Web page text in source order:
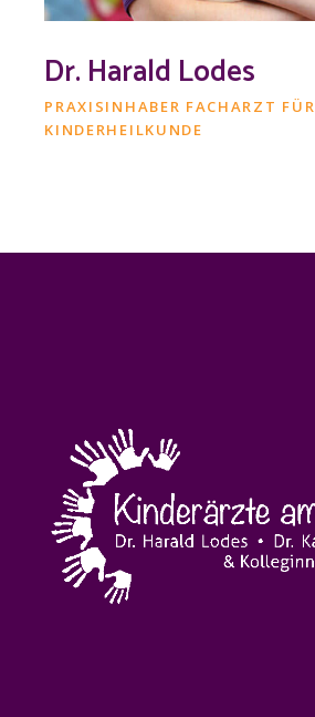
Dr. Harald Lodes
PRAXISINHABER FACHARZT FÜR
KINDERHEILKUNDE